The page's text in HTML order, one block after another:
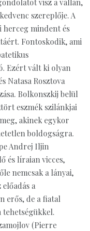
visz a vállán,
szereplője. A
herceg mindent és
Fontoskodik, ami
Ezért vált ki olyan
Natasa Rosztova
Bolkonszkij belül
eszmék szilánkjai
akinek egykor
boldogságra.
Andrej Iljin
és líraian vicces,
nemcsak a lányai,
a
erős, de a fiatal
tehetségükkel.
(Pierre